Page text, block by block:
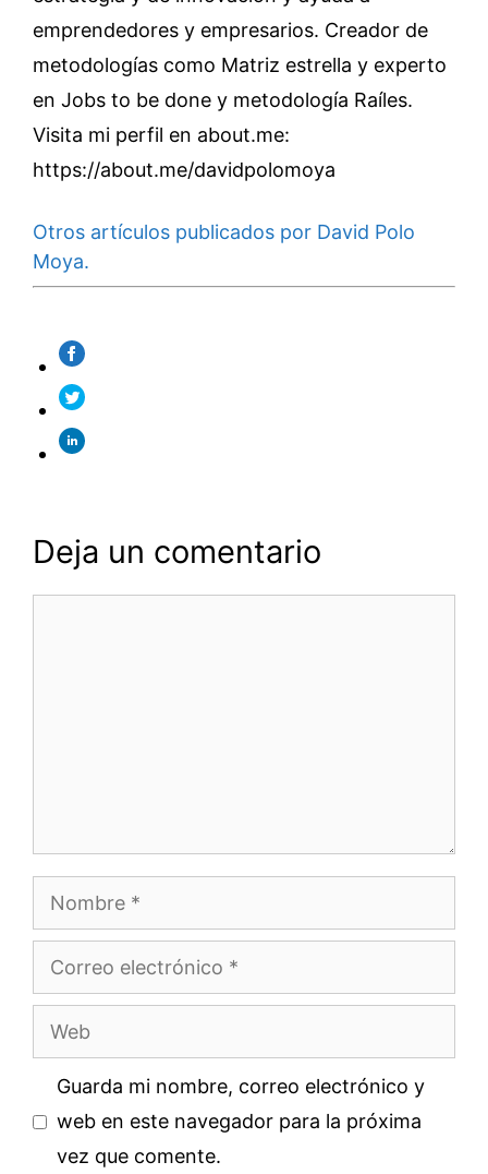
emprendedores y empresarios. Creador de
metodologías como Matriz estrella y experto
en Jobs to be done y metodología Raíles.
Visita mi perfil en about.me:
https://about.me/davidpolomoya
Otros artículos publicados por David Polo
Moya.
Deja un comentario
Nombre
Correo
electrónico
Web
Guarda mi nombre, correo electrónico y
web en este navegador para la próxima
vez que comente.